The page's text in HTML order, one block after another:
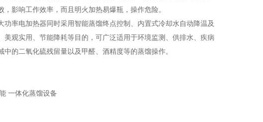
影响工作效率，而且明火加热易爆瓶，操作危险。
电加热器同时采用智能蒸馏终点控制、内置式冷却水自动降温及
观实用、节能降耗等目的，可广泛适用于环境监测、供排水、疾病
的二氧化硫残留量以及甲醛、酒精度等的蒸馏操作。